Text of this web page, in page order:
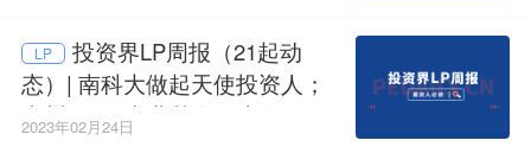
LP
投资界LP周报（21起动
态）| 南科大做起天使投资人；
广州300亿产业基金；上海100
2023年02月24日